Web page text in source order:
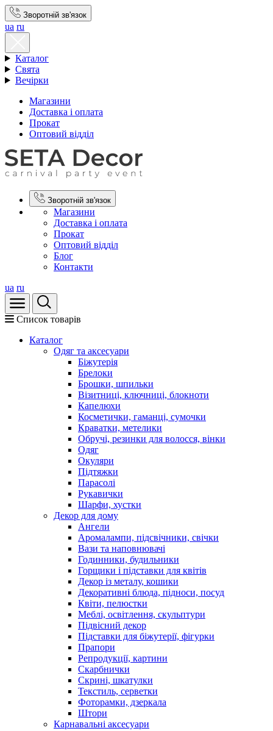
Зворотній зв'язок
ua ru
Каталог
Свята
Вечірки
Магазини
Доставка і оплата
Прокат
Оптовий відділ
Зворотній зв'язок
Магазини
Доставка і оплата
Прокат
Оптовий відділ
Блог
Контакти
ua ru
Список товарів
Каталог
Oдяг та аксесуари
Біжутерія
Брелоки
Брошки, шпильки
Візитниці, ключниці, блокноти
Капелюхи
Косметички, гаманці, сумочки
Краватки, метелики
Обручі, резинки для волосся, вінки
Одяг
Окуляри
Підтяжки
Парасолі
Рукавички
Шарфи, хустки
Декор для дому
Ангели
Аромалампи, підсвічники, свічки
Вази та наповнювачі
Годинники, будильники
Горщики і підставки для квітів
Декор із металу, кошики
Декоративні блюда, підноси, посуд
Квіти, пелюстки
Меблі, освітлення, скульптури
Підвісний декор
Підставки для біжутерії, фігурки
Прапори
Репродукції, картини
Скарбнички
Скрині, шкатулки
Текстиль, серветки
Фоторамки, дзеркала
Штори
Карнавальні аксесуари